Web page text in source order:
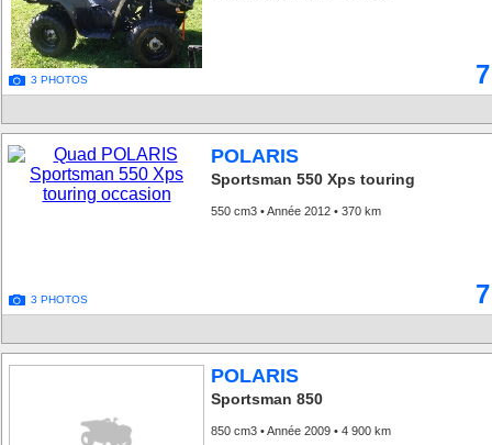
3 PHOTOS
3 PHOTOS
POLARIS
Sportsman 550 Xps touring
550 cm3 • Année 2012 • 370 km
POLARIS
Sportsman 850
850 cm3 • Année 2009 • 4 900 km